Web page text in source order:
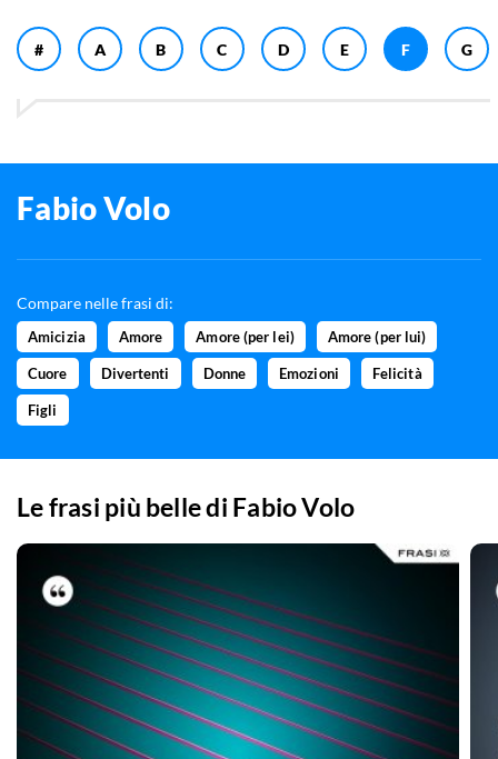
# A B C D E F G
Fabio Volo
Compare nelle frasi di:
Amicizia Amore Amore (per lei) Amore (per lui)
Cuore Divertenti Donne Emozioni Felicità
Figli
Le frasi più belle di Fabio Volo